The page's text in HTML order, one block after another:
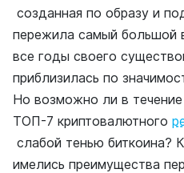
созданная по образу и
пережила самый большой
все годы своего
приблизилась по
Но возможно ли в
ТОП-7 криптовалютного
слабой тенью биткоина?
имелись преимущества